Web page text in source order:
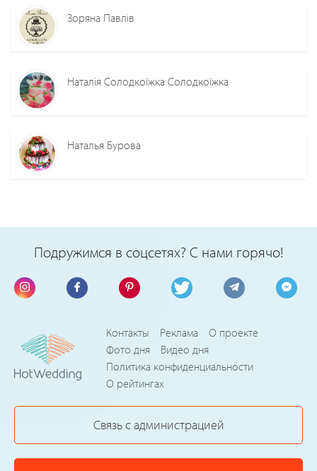
Зоряна Павлів
Наталія Солодкоїжка Солодкоїжка
Наталья Бурова
Подружимся в соцсетях? С нами горячо!
Контакты Реклама
О проекте
Фото дня
Видео дня
Политика конфиденциальности
О рейтингах
Связь с администрацией